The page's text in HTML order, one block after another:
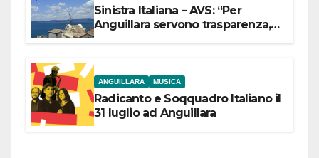
Sinistra Italiana – AVS: “Per
Anguillara servono trasparenza,
ANGUILLARA MUSICA
Radicanto e Soqquadro Italiano il
31 luglio ad Anguillara